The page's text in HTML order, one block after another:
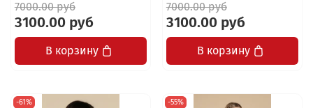
7000.00 руб
3100.00 руб
В корзину
7000.00 руб
3100.00 руб
В корзину
-61% -55%